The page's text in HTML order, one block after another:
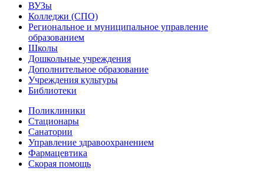
ВУЗы
Колледжи (СПО)
Региональное и муниципальное управление
образованием
Школы
Дошкольные учреждения
Дополнительное образование
Учреждения культуры
Библиотеки
Поликлиники
Стационары
Санатории
Управление здравоохранением
Фармацевтика
Скорая помощь